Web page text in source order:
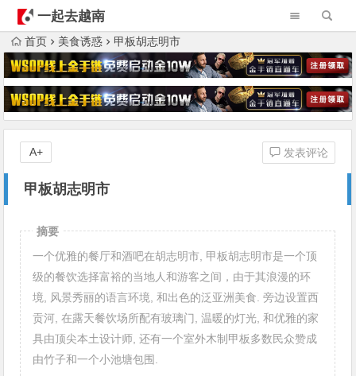
一起去越南
首页 美食诱惑 甲板胡志明市
甲板胡志明市
发表评论
A+
摘要
一个优雅的餐厅和酒吧在胡志明市, 甲板胡志明市是一个顶
级的餐饮选择富裕的当地人和游客之间，由于其浪漫的环
境, 风景秀丽的语言环境, 和出色的泛亚洲美食. 旁边设置西
贡河, 在露天餐饮场所配有玻璃门, 温暖的灯光, 和优雅的家
具由顶尖本土设计师, 还有一个室外木制甲板多数民众赞成
由竹子和一个小池塘包围.